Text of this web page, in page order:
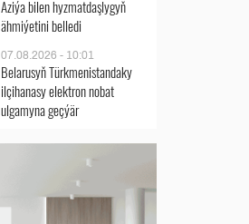
Aziýa bilen hyzmatdaşlygyň
ähmiýetini belledi
07.08.2026 - 10:01
Belarusyň Türkmenistandaky
ilçihanasy elektron nobat
ulgamyna geçýär